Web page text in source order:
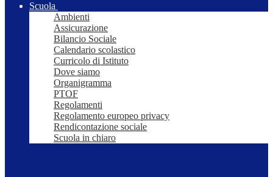
Scuola
Ambienti
Assicurazione
Bilancio Sociale
Calendario scolastico
Curricolo di Istituto
Dove siamo
Organigramma
PTOF
Regolamenti
Regolamento europeo privacy
Rendicontazione sociale
Scuola in chiaro